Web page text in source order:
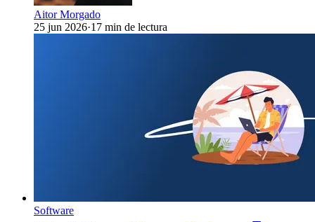
Aitor Morgado
25 jun 2026·17 min de lectura
Software